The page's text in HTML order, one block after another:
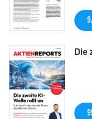
Die